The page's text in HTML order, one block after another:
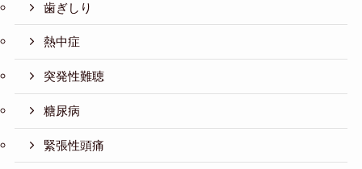
歯ぎしり
熱中症
突発性難聴
糖尿病
緊張性頭痛